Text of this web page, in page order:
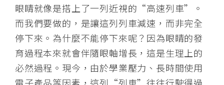
眼睛就像是搭上了一列近視的“高速列車”。
而我們要做的，是讓這列列車減速，而非完全
停下來。為什麼不能停下來呢？因為眼睛的發
育過程本來就會伴隨眼軸增長，這是生理上的
必然過程。現今，由於學業壓力、長時間使用